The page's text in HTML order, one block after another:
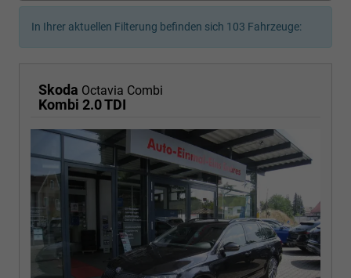
In Ihrer aktuellen Filterung befinden sich 103 Fahrzeuge:
Skoda Octavia Combi
Kombi 2.0 TDI